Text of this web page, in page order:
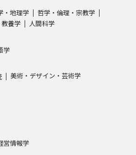
る内容や特徴を調べる
学部・学科特集
国際・グローバル
ンス特集
ト号特集ページ（高2生用）
特集ページ
ャンパスなどを調べる
・地理学
哲学・倫理・宗教学
養学 人間科学
学
美術・デザイン・芸術学
営情報学